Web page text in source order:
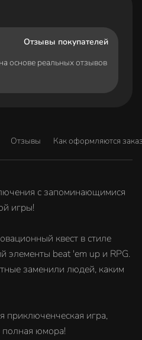
Отзывы покупателей
основе реальных отзывов
Отзывы Как оформляются
с запоминающимися
игры!
квест в стиле
элементы beat 'em up и RPG.
заменили людей, каким
приключенческая игра,
полная юмора!